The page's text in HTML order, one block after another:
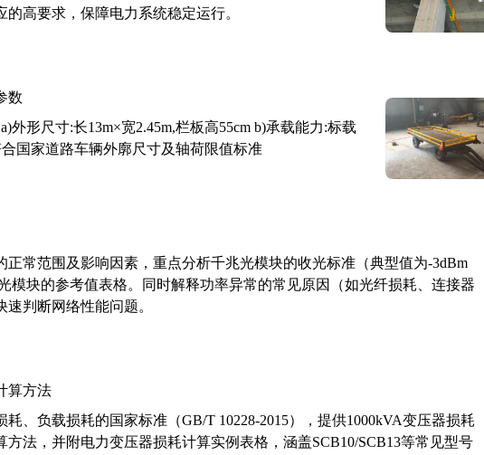
高要求，保障电力系统稳定运行。
数
外形尺寸:长13m×宽2.45m,栏板高55cm b)承载能力:标载
国家道路车辆外廓尺寸及轴荷限值标准
正常范围及影响因素，重点分析千兆光模块的收光标准（典型值为-3dBm
模块的参考值表格。同时解释功率异常的常见原因（如光纤损耗、连接器
判断网络性能问题。
算方法
、负载损耗的国家标准（GB/T 10228-2015），提供1000kVA变压器损耗
法，并附电力变压器损耗计算实例表格，涵盖SCB10/SCB13等常见型号